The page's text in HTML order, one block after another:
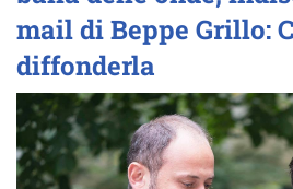
mail di Beppe Grillo:
diffonderla